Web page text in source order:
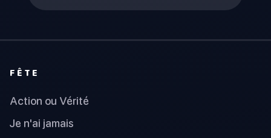
FÊTE
Action ou Vérité
Je n'ai jamais